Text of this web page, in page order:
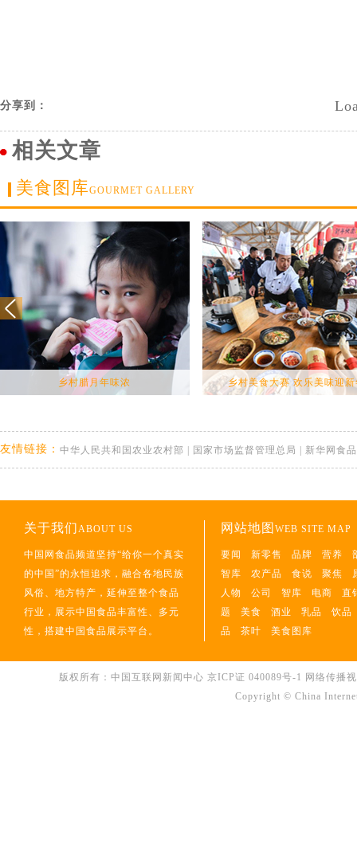
分享到：
相关文章
美食图库GOURMET GALLERY
乡村腊月年味浓 乡村美食大赛 欢乐美味迎
友情链接： 中华人民共和国农业农村部 国家市场监督管理总局 新华网食品
关于我们ABOUT US
中国网食品频道坚持“给你一个真实
的中国”的永恒追求，融合各地民族
风俗、地方特产，延伸至整个食品
行业，展示中国食品丰富性、多元
性，搭建中国食品展示平台。
网站地图 WEB SITE MAP
要闻 新零售 品牌 营养
智库
农产品 食说 聚焦
人物
公司 智库 电商
直
题
美食 酒业 乳品
饮品
品
茶叶 美食图库
版权所有：中国互联网新闻中心 京ICP证 040089号-1 网络传播
Copyright © China